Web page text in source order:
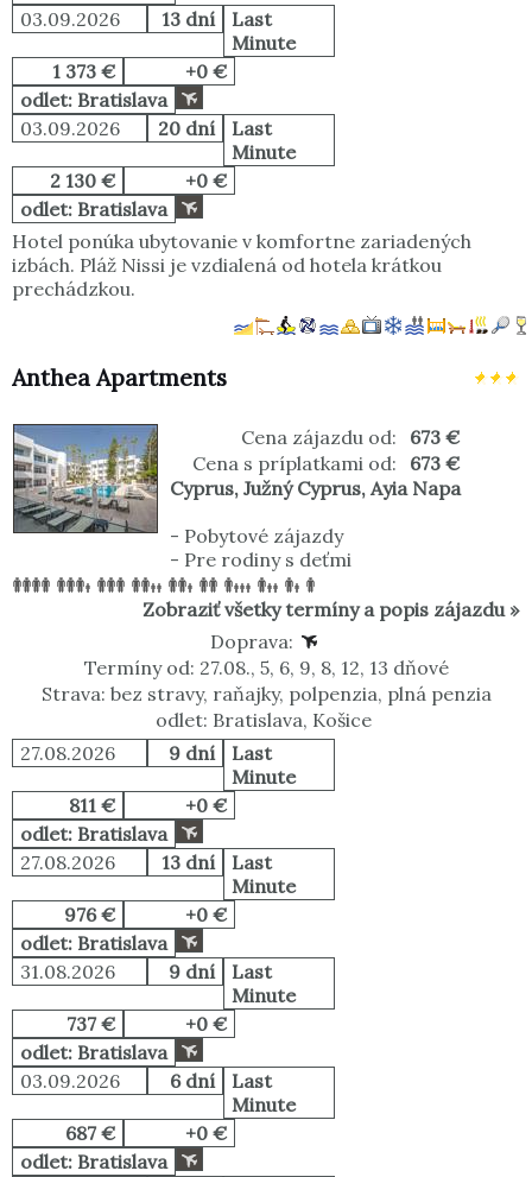
03.09.2026
13 dní
Last
Minute
1 373 €
+0 €
odlet: Bratislava
03.09.2026
20 dní
Last
Minute
2 130 €
+0 €
odlet: Bratislava
Hotel ponúka ubytovanie v komfortne zariadených
izbách. Pláž Nissi je vzdialená od hotela krátkou
prechádzkou.
Anthea Apartments
Cena zájazdu od:
673 €
Cena s príplatkami od:
673 €
Cyprus, Južný Cyprus, Ayia Napa
- Pobytové zájazdy
- Pre rodiny s deťmi
Zobraziť všetky termíny a popis zájazdu »
Doprava:
Termíny od: 27.08., 5, 6, 9, 8, 12, 13 dňové
Strava: bez stravy, raňajky, polpenzia, plná penzia
odlet: Bratislava, Košice
27.08.2026
9 dní
Last
Minute
811 €
+0 €
odlet: Bratislava
27.08.2026
13 dní
Last
Minute
976 €
+0 €
odlet: Bratislava
31.08.2026
9 dní
Last
Minute
737 €
+0 €
odlet: Bratislava
03.09.2026
6 dní
Last
Minute
687 €
+0 €
odlet: Bratislava